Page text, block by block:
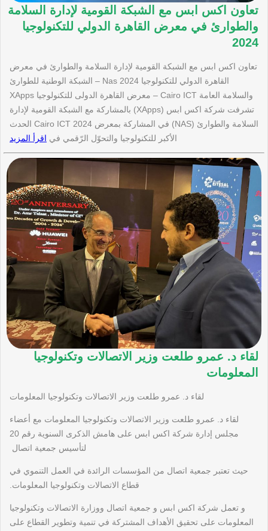
تعاون اكس ابس مع الشبكة القومية لإدارة السلامة
والطوارئ في معرض القاهرة الدولي للتكنولوجيا
2024
تعاون اكس ابس مع الشبكة القومية لإدارة السلامة والطوارئ في معرض
القاهرة الدولي للتكنولوجيا 2024 Nas – الشبكة الوطنية للطوارئ
والسلامة العامة Cairo ICT – معرض القاهرة الدولى للتكنولوجيا XApps
تشرفت شركة اكس ابس (XApps) بالمشاركة مع الشبكة القومية لإدارة
السلامة والطوارئ (NAS) في المشاركة بمعرض Cairo ICT 2024 الحدث
الأكبر للتكنولوجيا والتحوّل الرّقمي في اقرأ المزيد
لقاء د. عمرو طلعت وزير الاتصالات وتكنولوجيا
المعلومات
لقاء د. عمرو طلعت وزير الاتصالات وتكنولوجيا المعلومات
لقاء د. عمرو طلعت وزير الاتصالات وتكنولوجيا المعلومات مع أعضاء
مجلس إدارة شركة اكس ابس على هامش الذكرى السنوية رقم 20
لتأسيس جمعية اتصال
حيث تعتبر جمعية اتصال من المؤسسات الرائدة في العمل التنموي في
قطاع الاتصالات وتكنولوجيا المعلومات.
و تعمل شركة اكس ابس و جمعية اتصال ووزارة الاتصالات وتكنولوجيا
المعلومات على تحقيق الأهداف المشتركة في تنمية وتطوير القطاع على